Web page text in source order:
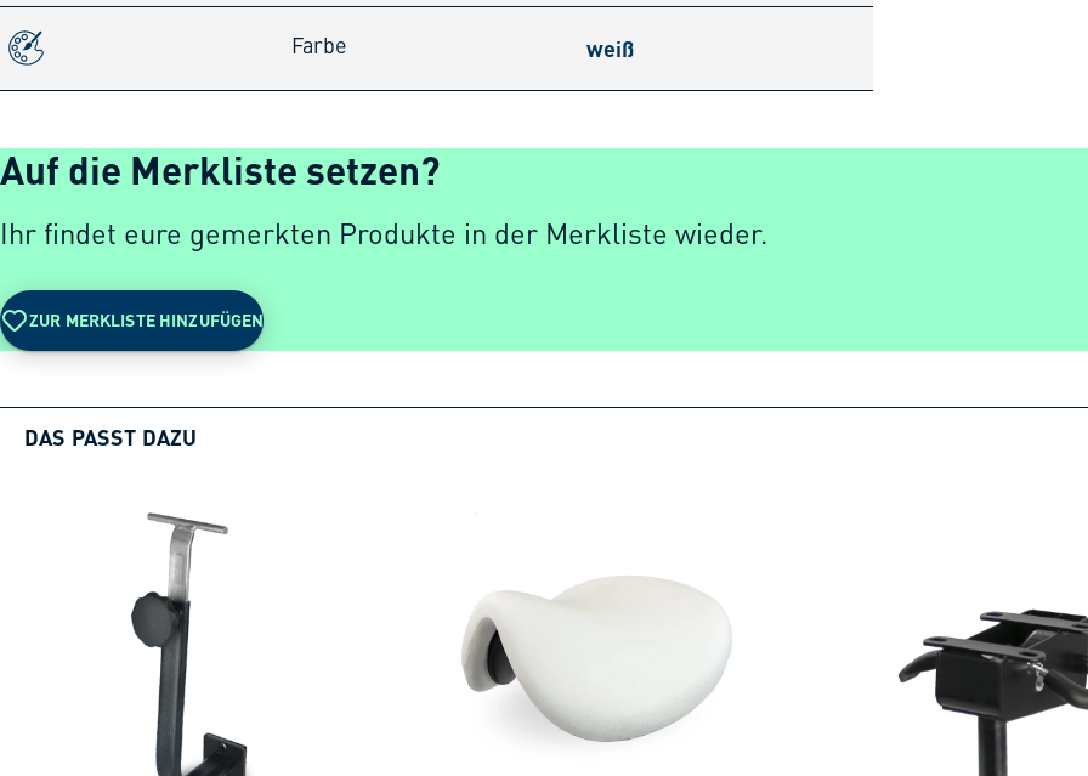
Farbe weiß
Auf die Merkliste setzen?
Ihr findet eure gemerkten Produkte in der Merkliste wieder.
ZUR MERKLISTE HINZUFÜGEN
DAS PASST DAZU